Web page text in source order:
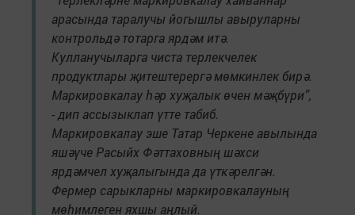
арасында таралучы йогышлы авыруларны
контрольдә тотарга ярдәм итә.
Кулланучыларга чиста терлекчелек
продуктлары җитештерергә мөмкинлек бирә.
Маркировкалау һәр хуҗалык өчен мәҗбүри”,
- дип ассызыклап үтте табиб.
Маркировкалау эше Татар Черкене авылында
яшәүче Расыйх Фәттаховның шәхси
ярдәмчел хуҗалыгында да үткәрелгән.
Фермер сарыкларны маркировкалауның
мөһимлеген яхшы аңлый.